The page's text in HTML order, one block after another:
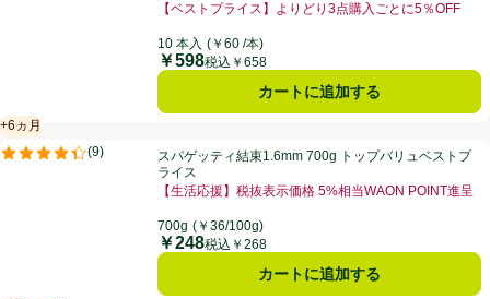
【ベストプライス】よりどり3点購入ごとに5％OFF
10 本入 (￥60 /本)
価格
￥598税込￥658
カートに追加する
スパゲッティ結束1.6mm 700g トップバリュベストプライス
+6ヵ月
賞味・消費期限保証：6ヵ月
(9)
評価は9件のレビューで5点中4.4点。スパゲッティ結束1.6mm 700g トップバリュベストプ
ライス
【生活応援】税抜表示価格 5%相当WAON POINT進呈
700g (￥36/100g)
価格
￥248税込￥268
カートに追加する